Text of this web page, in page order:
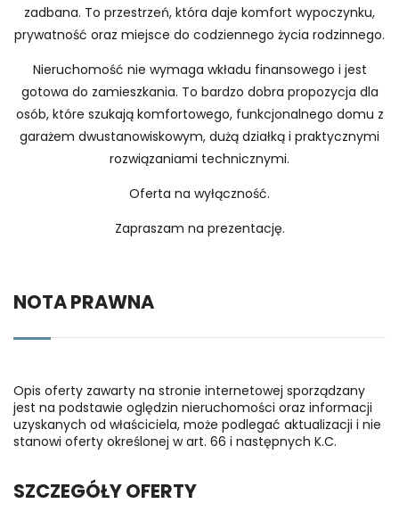
zadbana. To przestrzeń, która daje komfort wypoczynku,
prywatność oraz miejsce do codziennego życia rodzinnego.
Nieruchomość nie wymaga wkładu finansowego i jest
gotowa do zamieszkania. To bardzo dobra propozycja dla
osób, które szukają komfortowego, funkcjonalnego domu z
garażem dwustanowiskowym, dużą działką i praktycznymi
rozwiązaniami technicznymi.
Oferta na wyłączność.
Zapraszam na prezentację.
NOTA PRAWNA
Opis oferty zawarty na stronie internetowej sporządzany
jest na podstawie oględzin nieruchomości oraz informacji
uzyskanych od właściciela, może podlegać aktualizacji i nie
stanowi oferty określonej w art. 66 i następnych K.C.
SZCZEGÓŁY OFERTY